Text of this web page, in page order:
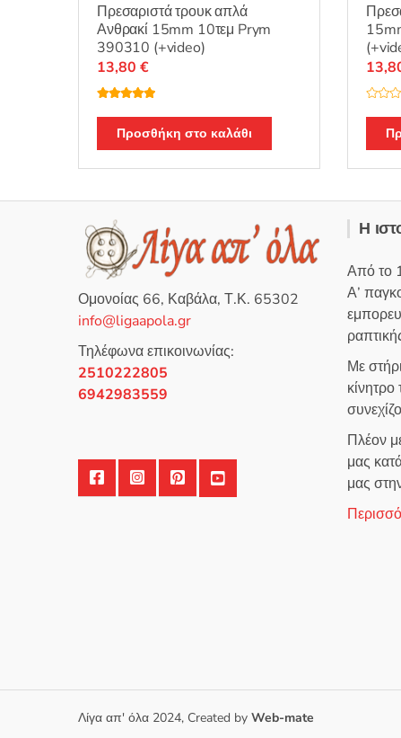
Πρεσαριστά τρουκ απλά
Ανθρακί 15mm 10τεμ Prym
390310 (+video)
θηκε με5.00
από 5
13,80 €
Προσθήκη στο καλάθι
α
ο
ο
θ
κ
ε
0
α
π
ό
5
Ομονοίας 66, Καβάλα, Τ.Κ. 65302
info@ligaapola.gr
Τηλέφωνα επικοινωνίας:
2510222805
6942983559
Η
Από το
Α’
Με
Πλέον
μας
μας
Λίγα απ' όλα 2024, Created by Web-mate